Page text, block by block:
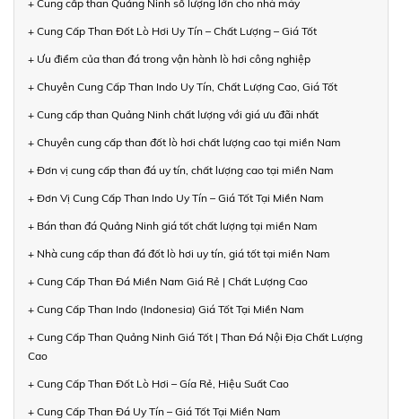
+ Cung cấp than Quảng Ninh số lượng lớn cho nhà máy
+ Cung Cấp Than Đốt Lò Hơi Uy Tín – Chất Lượng – Giá Tốt
+ Ưu điểm của than đá trong vận hành lò hơi công nghiệp
+ Chuyên Cung Cấp Than Indo Uy Tín, Chất Lượng Cao, Giá Tốt
+ Cung cấp than Quảng Ninh chất lượng với giá ưu đãi nhất
+ Chuyên cung cấp than đốt lò hơi chất lượng cao tại miền Nam
+ Đơn vị cung cấp than đá uy tín, chất lượng cao tại miền Nam
+ Đơn Vị Cung Cấp Than Indo Uy Tín – Giá Tốt Tại Miền Nam
+ Bán than đá Quảng Ninh giá tốt chất lượng tại miền Nam
+ Nhà cung cấp than đá đốt lò hơi uy tín, giá tốt tại miền Nam
+ Cung Cấp Than Đá Miền Nam Giá Rẻ | Chất Lượng Cao
+ Cung Cấp Than Indo (Indonesia) Giá Tốt Tại Miền Nam
+ Cung Cấp Than Quảng Ninh Giá Tốt | Than Đá Nội Địa Chất Lượng
Cao
+ Cung Cấp Than Đốt Lò Hơi – Gía Rẻ, Hiệu Suất Cao
+ Cung Cấp Than Đá Uy Tín – Giá Tốt Tại Miền Nam